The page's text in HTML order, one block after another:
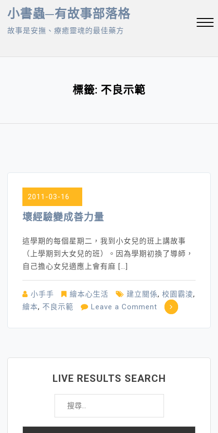
Skip
content
小書蟲─有故事部落格
故事是安撫、療癒靈魂的最佳藥方
標籤: 不良示範
2011-03-16
壞經驗變成善力量
這學期的每個星期二，我到小女兒的班上講故事
（上學期到大女兒的班）。因為學期初換了導師，
自己擔心女兒適應上會有麻 […]
小手手 繪本心生活 建立關係, 校園霸淩,
繪本, 不良示範 Leave a Comment on
變
善
力
LIVE RESULTS SEARCH
搜
關